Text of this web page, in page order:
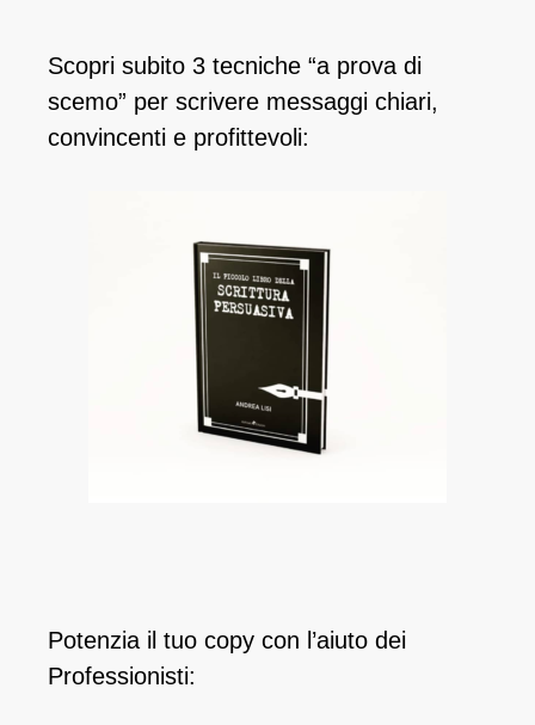
Scopri subito 3 tecniche “a prova di
scemo” per scrivere messaggi chiari,
convincenti e profittevoli:
Potenzia il tuo copy con l’aiuto dei
Professionisti: